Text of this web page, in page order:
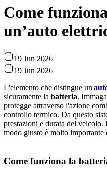
Come
un’auto
19 Jun 2026
19 Jun 2026
L'elemento che distingue un'
sicuramente la batteria.
protegge attraverso l'azione
controllo termico. Da questo
prestazioni e durata del veicolo.
modo giusto è molto
Come funziona la